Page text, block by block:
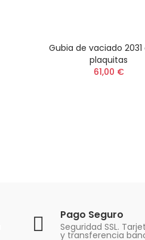
Gubia de vaciado
plaquitas
61,00 €
Pago Seguro
Seguridad SSL.
y transferencia